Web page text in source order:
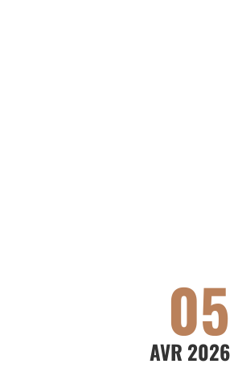
05
AVR 2026